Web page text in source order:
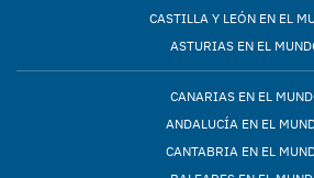
CASTILLA Y LEÓN EN EL
ASTURIAS EN EL
CANARIAS EN EL
ANDALUCÍA EN EL
CANTABRIA EN EL